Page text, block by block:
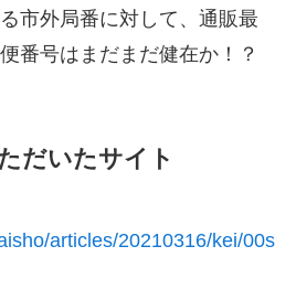
市外局番に対して、通販最
番号はまだまだ健在か！？
だいたサイト
articles/20210316/kei/00s